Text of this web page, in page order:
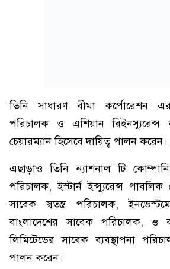
তিনি সাধারণ বীমা কর্পোরেশন
পরিচালক ও এশিয়ান রিইনস্যুরেন্স
চেয়ারম্যান হিসেবে দায়িত্ব পালন করেন।
এছাড়াও তিনি ন্যাশনাল টি
পরিচালক, ইস্টার্ন ইন্স্যুরেন্স পাবলিক
সাবেক স্বতন্ত্র পরিচালক,
বাংলাদেশের সাবেক পরিচালক, ও
লিমিটেডের সাবেক ব্যবস্থাপনা
পালন করেন।